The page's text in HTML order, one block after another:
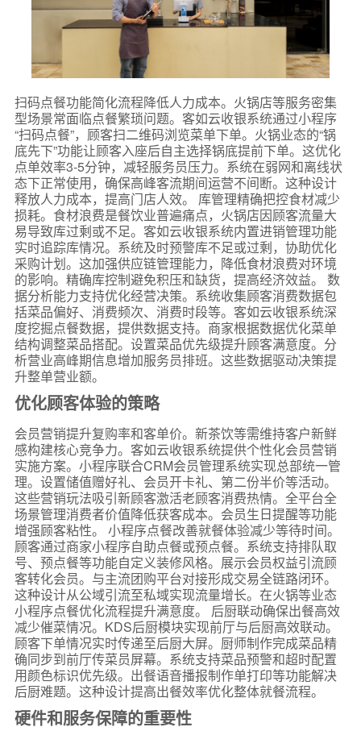
扫码点餐功能简化流程降低人力成本。火锅店等服务密集
型场景常面临点餐繁琐问题。客如云收银系统通过小程序
“扫码点餐”，顾客扫二维码浏览菜单下单。火锅业态的“锅
底先下”功能让顾客入座后自主选择锅底提前下单。这优化
点单效率3-5分钟，减轻服务员压力。系统在弱网和离线状
态下正常使用，确保高峰客流期间运营不间断。这种设计
释放人力成本，提高门店人效。 库管理精确把控食材减少
损耗。食材浪费是餐饮业普遍痛点，火锅店因顾客流量大
易导致库过剩或不足。客如云收银系统内置进销管理功能
实时追踪库情况。系统及时预警库不足或过剩，协助优化
采购计划。这加强供应链管理能力，降低食材浪费对环境
的影响。精确库控制避免积压和缺货，提高经济效益。 数
据分析能力支持优化经营决策。系统收集顾客消费数据包
括菜品偏好、消费频次、消费时段等。客如云收银系统深
度挖掘点餐数据，提供数据支持。商家根据数据优化菜单
结构调整菜品搭配。设置菜品优先级提升顾客满意度。分
析营业高峰期信息增加服务员排班。这些数据驱动决策提
升整单营业额。
优化顾客体验的策略
会员营销提升复购率和客单价。新茶饮等需维持客户新鲜
感构建核心竞争力。客如云收银系统提供个性化会员营销
实施方案。小程序联合CRM会员管理系统实现总部统一管
理。设置储值赠好礼、会员开卡礼、第二份半价等活动。
这些营销玩法吸引新顾客激活老顾客消费热情。全平台全
场景管理消费者价值降低获客成本。会员生日提醒等功能
增强顾客粘性。 小程序点餐改善就餐体验减少等待时间。
顾客通过商家小程序自助点餐或预点餐。系统支持排队取
号、预点餐等功能自定义装修风格。展示会员权益引流顾
客转化会员。与主流团购平台对接形成交易全链路闭环。
这种设计从公域引流至私域实现流量增长。在火锅等业态
小程序点餐优化流程提升满意度。 后厨联动确保出餐高效
减少催菜情况。KDS后厨模块实现前厅与后厨高效联动。
顾客下单情况实时传递至后厨大屏。厨师制作完成菜品精
确同步到前厅传菜员屏幕。系统支持菜品预警和超时配置
用颜色标识优先级。出餐语音播报制作单打印等功能解决
后厨难题。这种设计提高出餐效率优化整体就餐流程。
硬件和服务保障的重要性